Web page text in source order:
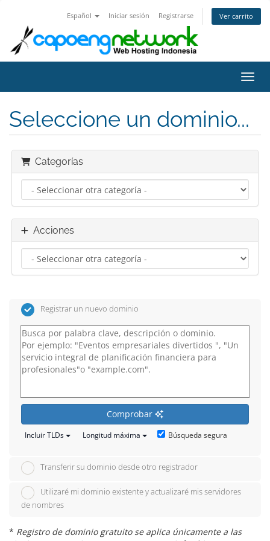
Español Iniciar sesión Registrarse Ver carrito
Seleccione un dominio...
Categorías
Acciones
Registrar un nuevo dominio
Comprobar
Incluir TLDs Longitud máxima Búsqueda segura
Transferir su dominio desde otro registrador
Utilizaré mi dominio existente y actualizaré mis servidores
de nombres
* Registro de dominio gratuito se aplica únicamente a las